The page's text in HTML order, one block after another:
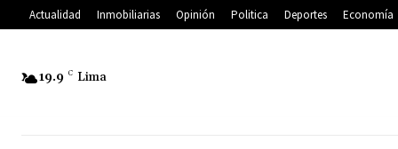
Actualidad Inmobiliarias Opinión Politica Deportes Economía
19.9 C Lima